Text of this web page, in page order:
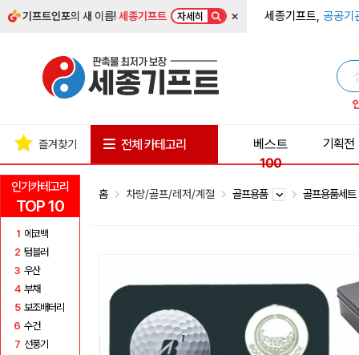
기프트인포의 새 이름!세종기프트 자세히 × 세종기프트, 공공기
인기카테고리
TOP 10
1 에코백
2 텀블러
3 우산
4 부채
5 보조배터리
6 수건
7 선풍기
즐겨찾기 전체 카테고리
베스트
100
기획전
홈 차량/골프/레저/계절 골프용품 골프용품세